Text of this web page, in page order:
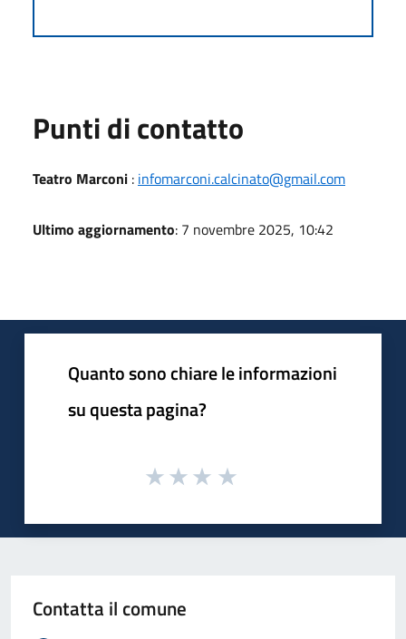
Punti di contatto
Teatro Marconi : infomarconi.calcinato@gmail.com
Ultimo aggiornamento: 7 novembre 2025, 10:42
Quanto sono chiare le informazioni
su questa pagina?
Contatta il comune